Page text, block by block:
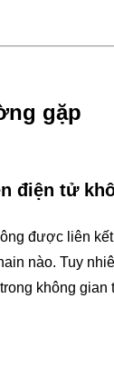
gặp
điện tử
được liên
nào. Tuy
không gian